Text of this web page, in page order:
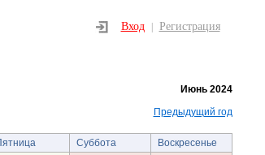
Вход Регистрация
Июнь 2024
Предыдущий год
Суббота
Воскресенье